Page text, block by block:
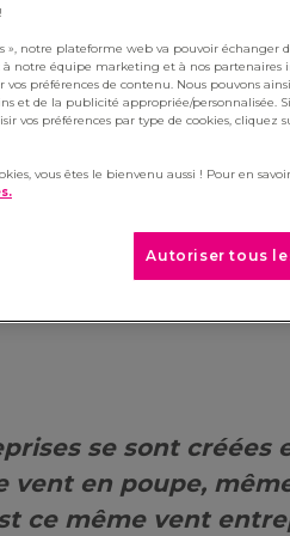
avec le
ups
se sont créées
vent en poupe,
ce même vent
notre plateforme web va pouvoir échanger
notre équipe marketing et à nos partenaires
préférences de contenu. Nous pouvons
et de la publicité appropriée/personnalisée.
vos préférences par type de cookies, cliquez
vous êtes le bienvenu aussi ! Pour en
Autoriser tous